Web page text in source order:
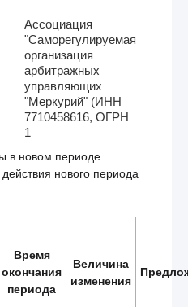
Ассоциация
"Саморегулируемая
организация
арбитражных
управляющих
"Меркурий" (ИНН
7710458616, ОГРН
1
в новом периоде
нового периода
Время
окончания
периода
Величина
изменения